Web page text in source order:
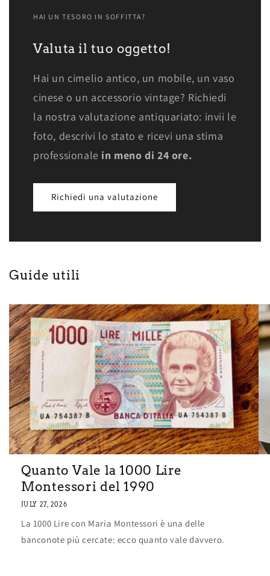
HAI UN TESORO IN SOFFITTA?
Valuta il tuo oggetto!
Hai un cimelio antico, un mobile, un vaso
cinese o un accessorio vintage? Richiedi
la nostra valutazione antiquariato: invii le
foto, descrivi lo stato e ricevi una stima
professionale in meno di 24 ore.
Richiedi una valutazione
Guide utili
Quanto Vale la 1000 Lire
Montessori del 1990
JULY 27, 2026
La 1000 Lire con Maria Montessori è una delle
banconote più cercate: ecco quanto vale davvero.